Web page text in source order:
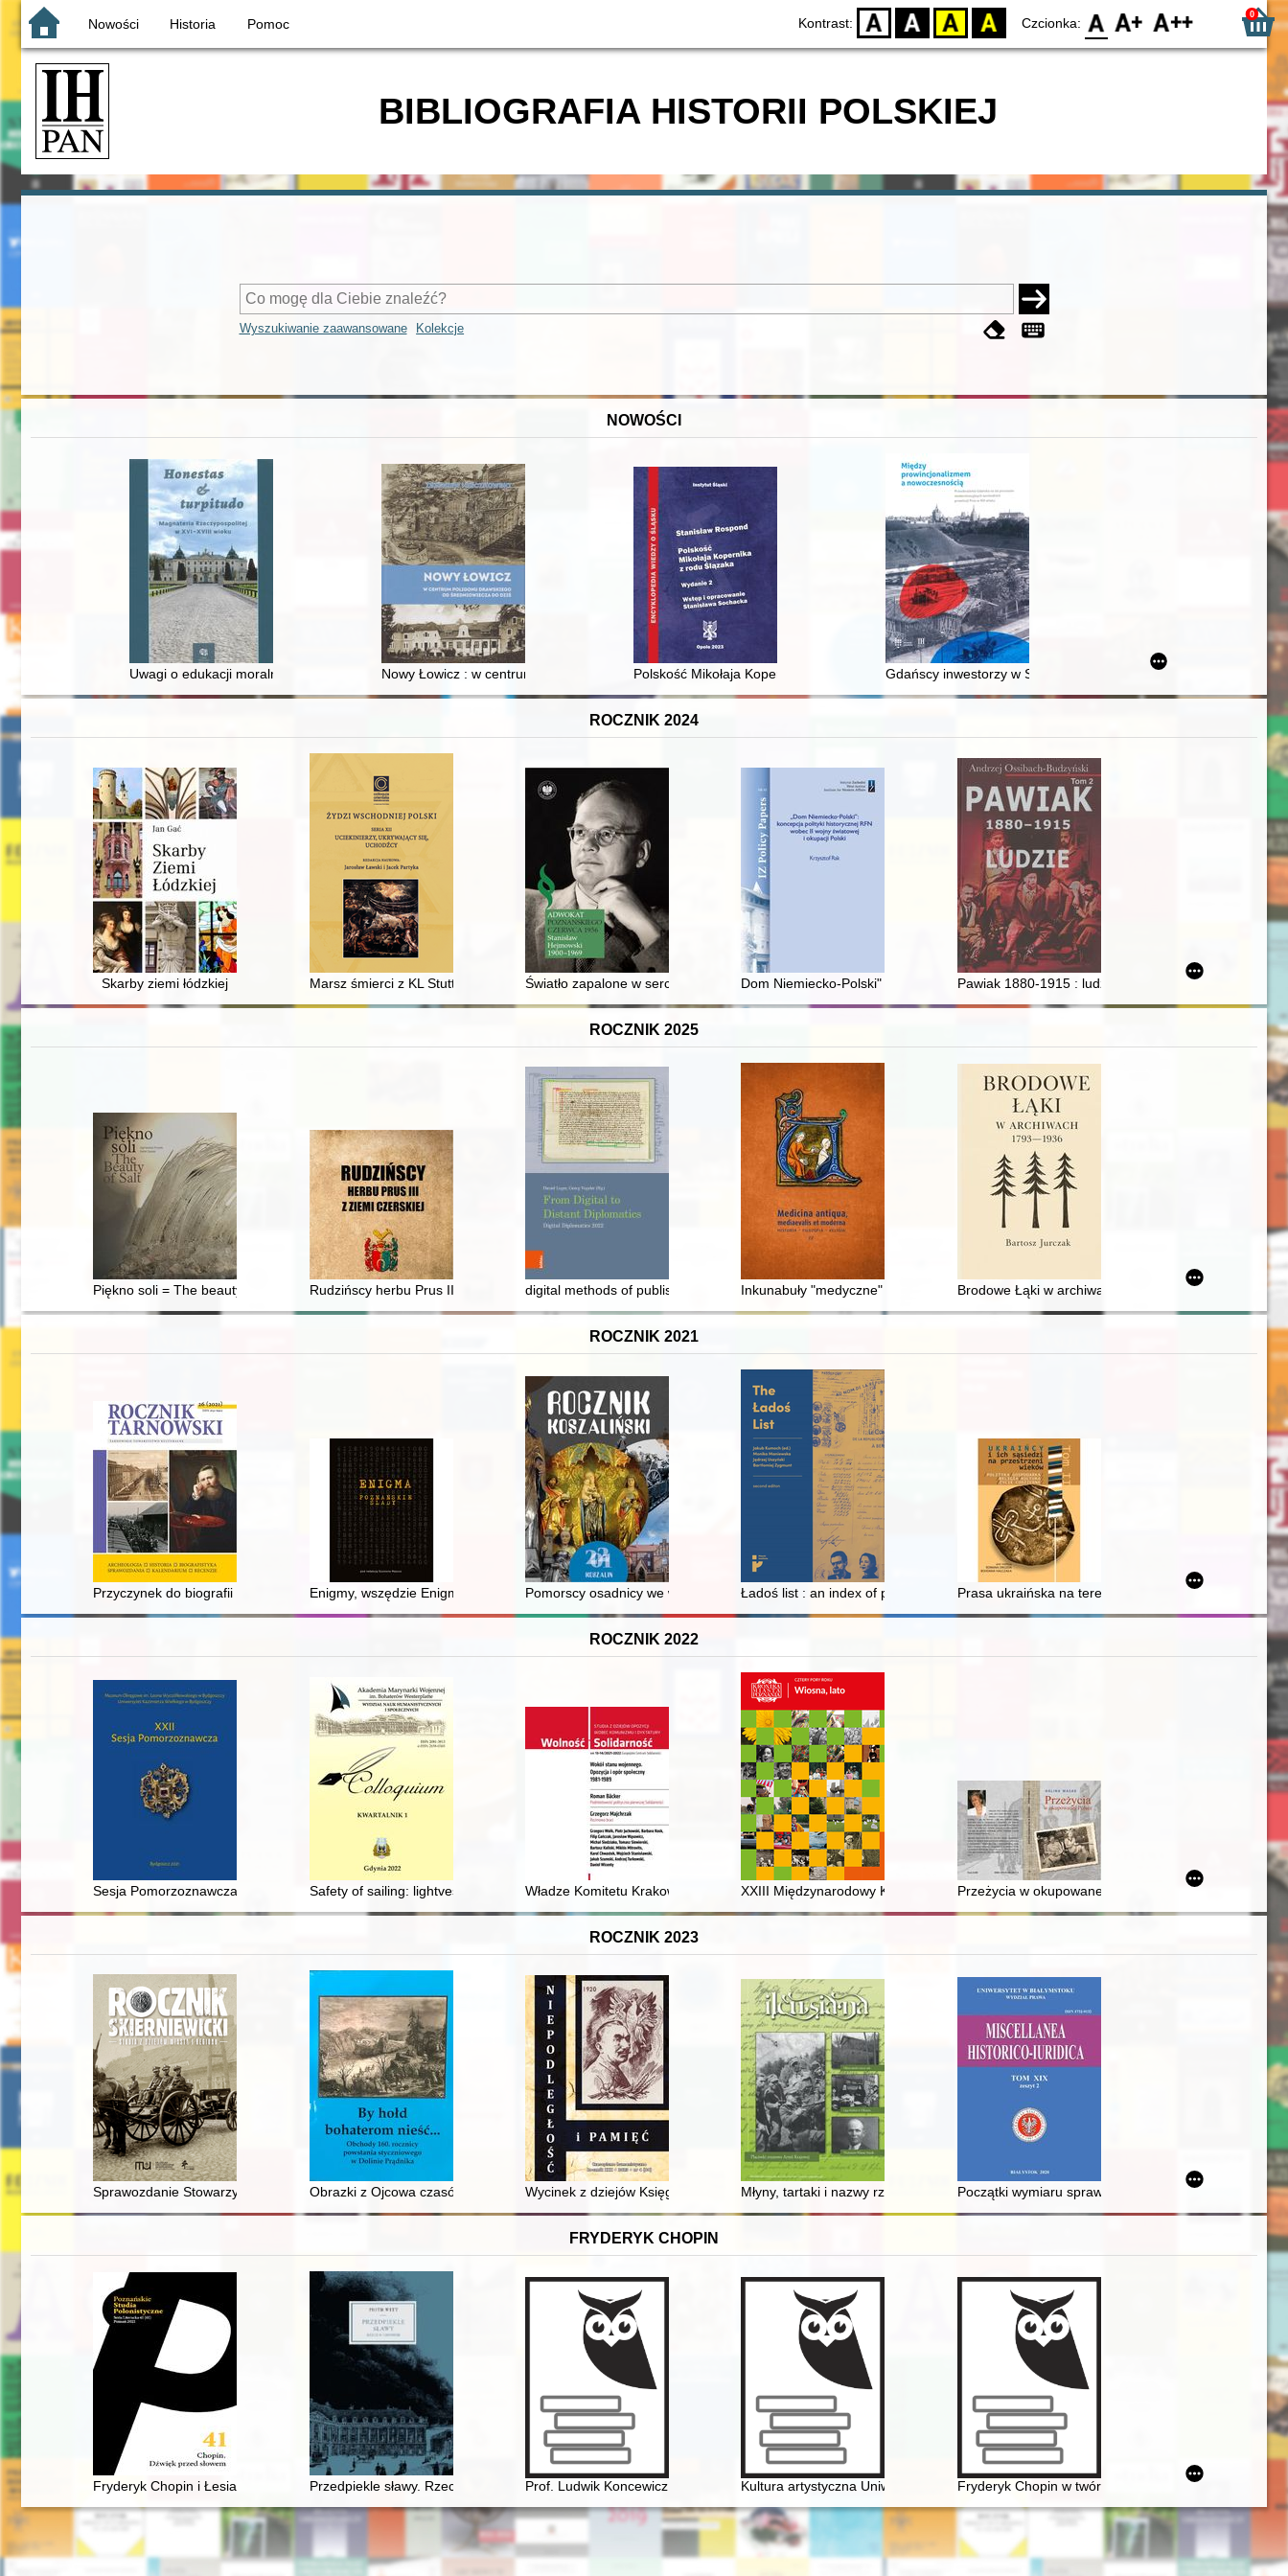
Nowości Historia Pomoc Kontrast: D BW YB BY Czcionka: F0 F1 F2 0
BIBLIOGRAFIA HISTORII POLSKIEJ
Wyszukiwanie zaawansowane Kolekcje
NOWOŚCI
Uwagi o edukacji moralnej synów szlacheckich w XVI-wiecznej Rzeczypospolitej
Nowy Łowicz : w centrum poligonu drawskiego od średniowiecza do dziś
Polskość Mikołaja Kopernika z rodu ŚlązakaGdańscy inwestorzy w Sopocie : prestiż finansowy i towarzyski
ROCZNIK 2024
Skarby ziemi łódzkiej Marsz śmierci z KL Stutthof : opisy polskie i kaszubskieŚwiatło zapalone w sercu" : rodzina, dzieciństwo i wczesna młodość Stanisława Hejmowskiego
Dom Niemiecko-Polski" : koncepcja polityki historycznej RFN wobec II wojny światowej i
Pawiak 1880-1915 : ludzie. T. 2,
ROCZNIK 2025
Piękno soli = The beauty of salt Rudzińscy herbu Prus III z ziemi ciechanowskiej w archiwaliach : ciechanowskie grodzkie wieczyste. T. 1
digital methods of publishing 15th century papal sourcesInkunabuły "medyczne" w zbiorze inkunabułów Biblioteki PAU i PAN w Krakowie
Brodowe Łąki w archiwach 1793-1936
ROCZNIK 2021
Przyczynek do biografii Kościuszków Siechnowickich, czyli Nieznane potomstwo Józefa, brata Tadeusza
Enigmy, wszędzie Enigmy! Pomorscy osadnicy we wspomnieniach : Henryk KalskiŁadoś list : an index of people to whom the Polish Legation and Jewish organizations in
Prasa ukraińska na terenie Chełmszczyzny i
ROCZNIK 2022
Sesja Pomorzoznawcza : od epoki kamienia do nowożytnościSafety of sailing: lightvessels built in Kaiserliche Werft Danzig = Bezpieczeństwo żeglugi: statki latarniowe zbudowane w Kaiserliche Werft Danzig
Władze Komitetu Krakowskiego PZPR wobec redakcji "Gazety Krakowskiej" od września 1980 do grudnia 1981 roku
XXIII Międzynarodowy Kongres Nauk Historycznych Poznań 2020/2022
Przeżycia w okupowanej Polsce
ROCZNIK 2023
Sprawozdanie Stowarzyszenia Ochotniczego Strażackiego za działalność w roku 1895
Obrazki z Ojcowa czasów postania styczniowegoWycinek z dziejów Księgarni Luksemburskiej w Paryżu : "Próbki historyczne" Henryka Rzewuskiego i sprawa procesu z
Młyny, tartaki i nazwy rzek w dorzeczu Białej Przemszy
Początki wymiaru sprawiedliwości na
FRYDERYK CHOPIN
Fryderyk Chopin i Łesia Ukrainka : per mePrzedpiekle sławy. Rzecz o ChopinieProf. Ludwik Koncewicz (1790-1857). Nauczyciel Fryderyka ChopinaKultura artystyczna Uniwersytetu Warszawskiego. Ars et educatio
Fryderyk Chopin w twórczości Jarosława